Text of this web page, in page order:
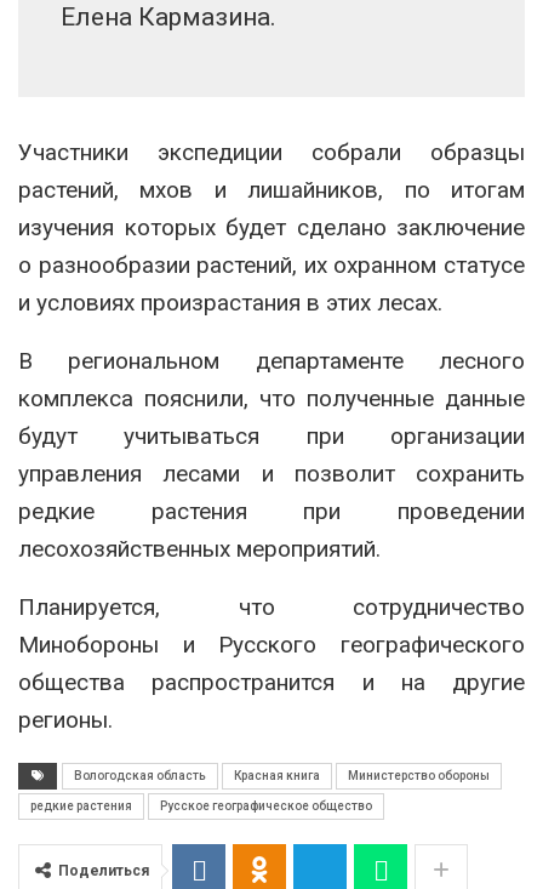
Елена Кармазина.
Участники экспедиции собрали образцы
растений, мхов и лишайников, по итогам
изучения которых будет сделано заключение
о разнообразии растений, их охранном статусе
и условиях произрастания в этих лесах.
В региональном департаменте лесного
комплекса пояснили, что полученные данные
будут учитываться при организации
управления лесами и позволит сохранить
редкие растения при проведении
лесохозяйственных мероприятий.
Планируется, что сотрудничество
Минобороны и Русского географического
общества распространится и на другие
регионы.
Вологодская область Красная книга Министерство обороны
редкие растения Русское географическое общество
Поделиться